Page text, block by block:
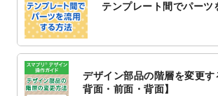
2022/10/14
年賀ポスターのデザイン
2022/10/6
チラシ作成からポスティ
2022/10/1
2023年版1月始まりのカレ
テンプレート間でパーツ
デザイン部品の階層を変更
背面・前面・背面】